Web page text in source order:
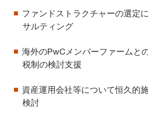
ファンドストラクチャーの選定
サルティング
海外のPwCメンバーファームと
税制の検討支援
資産運用会社等について恒久的
検討